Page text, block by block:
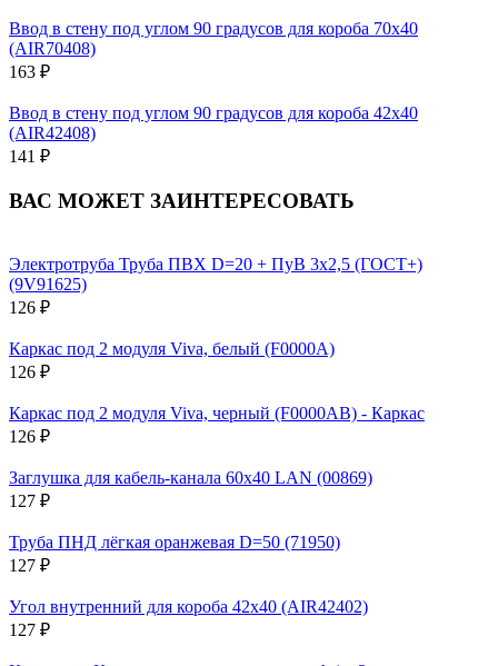
Ввод в стену под углом 90 градусов для короба 70х40
(AIR70408)
163 ₽
Ввод в стену под углом 90 градусов для короба 42х40
(AIR42408)
141 ₽
ВАС МОЖЕТ ЗАИНТЕРЕСОВАТЬ
Электротруба Труба ПВХ D=20 + ПуВ 3х2,5 (ГОСТ+)
(9V91625)
126 ₽
Каркас под 2 модуля Viva, белый (F0000A)
126 ₽
Каркас под 2 модуля Viva, черный (F0000AB) - Каркас
126 ₽
Заглушка для кабель-канала 60х40 LAN (00869)
127 ₽
Труба ПНД лёгкая оранжевая D=50 (71950)
127 ₽
Угол внутренний для короба 42х40 (AIR42402)
127 ₽